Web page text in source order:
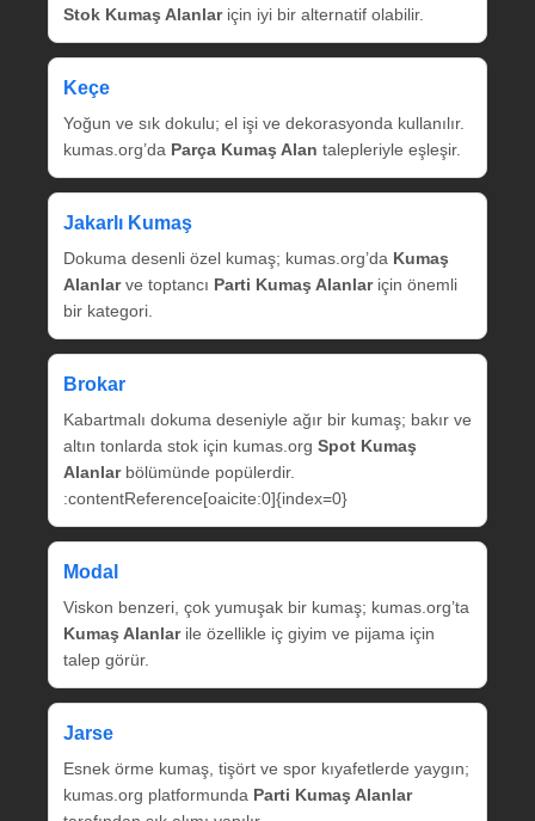
Stok Kumaş Alanlariçin iyi bir alternatif olabilir.
Keçe
Yoğun ve sık dokulu; el işi ve dekorasyonda kullanılır.
kumas.org’da Parça Kumaş Alan talepleriyle eşleşir.
Jakarlı Kumaş
Dokuma desenli özel kumaş; kumas.org’da Kumaş
Alanlarve toptancı Parti Kumaş Alanlariçin önemli
bir kategori.
Brokar
Kabartmalı dokuma deseniyle ağır bir kumaş; bakır ve
altın tonlarda stok için kumas.org Spot Kumaş
Alanlarbölümünde popülerdir.
:contentReference[oaicite:0]{index=0}
Modal
Viskon benzeri, çok yumuşak bir kumaş; kumas.org’ta
Kumaş Alanlarile özellikle iç giyim ve pijama için
talep görür.
Jarse
Esnek örme kumaş, tişört ve spor kıyafetlerde yaygın;
kumas.org platformunda Parti Kumaş Alanlar